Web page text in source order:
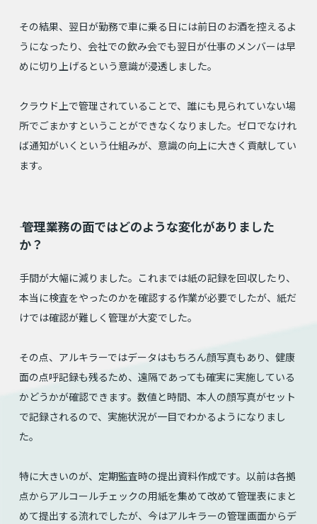
その結果、翌日が勤務で車に乗る日には前日のお酒を控えるよ
うになったり、会社での飲み会でも翌日が仕事のメンバーは早
めに切り上げるという意識が浸透しました。
クラウド上で管理されていることで、誰にも見られていない場
所でごまかすということができなくなりました。ゼロでなけれ
ば通知がいくという仕組みが、意識の向上に大きく貢献してい
ます。
⸺ 管理業務の面ではどのような変化がありました
か？
手間が大幅に減りました。これまでは紙の記録を回収したり、
本当に検査をやったのかを確認する作業が必要でしたが、紙だ
けでは確認が難しく管理が大変でした。
その点、アルキラーではデータはもちろん顔写真もあり、健康
面の点呼記録も残るため、遠隔であっても確実に実施している
かどうかが確認できます。数値と時間、本人の顔写真がセット
で記録されるので、実施状況が一目でわかるようになりまし
た。
特に大きいのが、定期監査時の提出資料作成です。以前は各拠
点からアルコールチェックの用紙を集めて改めて管理表にまと
めて提出する流れでしたが、今はアルキラーの管理画面からデ